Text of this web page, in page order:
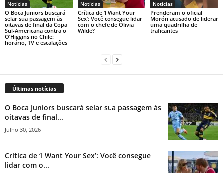
Notícias
O Boca Juniors buscará
selar sua passagem às
oitavas de final da Copa
Sul-Americana contra o
O’Higgins no Chile:
horário, TV e escalações
Notícias
Crítica de ‘I Want Your
Sex’: Você consegue lidar
com o chefe de Olivia
Wilde?
Notícias
Prenderam o oficial
Morón acusado de liderar
uma quadrilha de
traficantes
Últimas notícias
O Boca Juniors buscará selar sua passagem às
oitavas de final...
Julho 30, 2026
Crítica de ‘I Want Your Sex’: Você consegue
lidar com o...